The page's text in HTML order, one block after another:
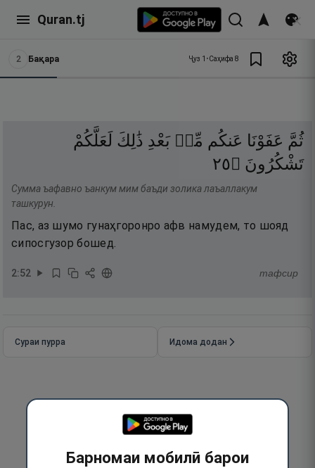
Quran.tj
2 Бақара Ҷуз 1 •Саҳифа 8
ثُمَّ عَفَوْنَا عَنكُم مِّنۢ بَعْدِ ذَٰلِكَ لَعَلَّكُمْ
تَشْكُرُونَ ۝٥٢
Сумма ъафавно ъанкум мим баъди золика лаъаллакум
ташкурун.
Пас, аз шумо гунаҳгоронро афв намудем, то шояд
сипосгузор бошед.
2:52 тафсир
Сураи пурра Идома додан
Барномаи мобилӣ барои